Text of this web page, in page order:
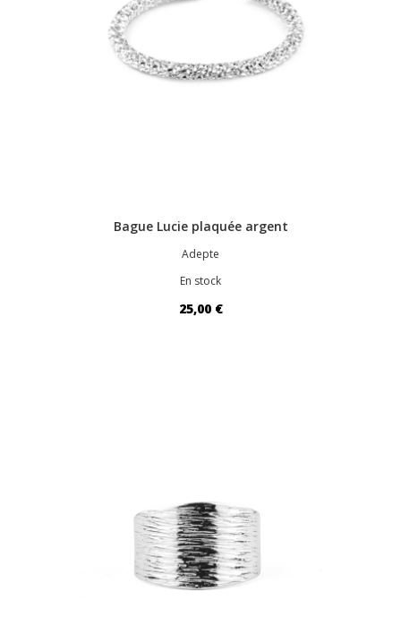
Bague Lucie plaquée argent
Adepte
En stock
25,00 €